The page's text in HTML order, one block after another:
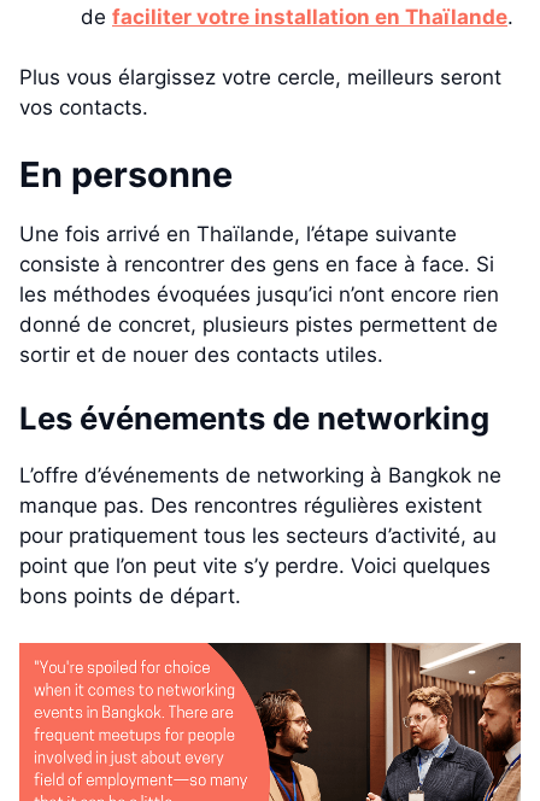
de faciliter votre installation en Thaïlande.
Plus vous élargissez votre cercle, meilleurs seront
vos contacts.
En personne
Une fois arrivé en Thaïlande, l’étape suivante
consiste à rencontrer des gens en face à face. Si
les méthodes évoquées jusqu’ici n’ont encore rien
donné de concret, plusieurs pistes permettent de
sortir et de nouer des contacts utiles.
Les événements de networking
L’offre d’événements de networking à Bangkok ne
manque pas. Des rencontres régulières existent
pour pratiquement tous les secteurs d’activité, au
point que l’on peut vite s’y perdre. Voici quelques
bons points de départ.